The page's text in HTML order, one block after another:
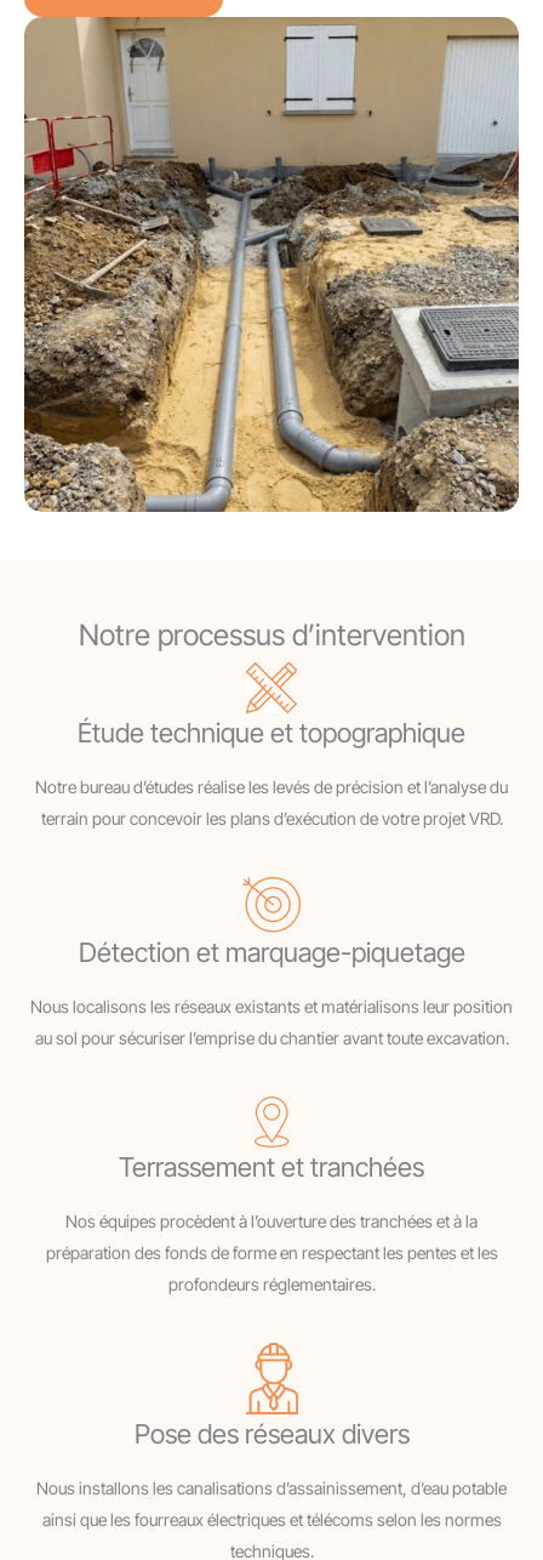
Notre processus d’intervention
Étude technique et topographique
Notre bureau d’études réalise les levés de précision et l’analyse du
terrain pour concevoir les plans d’exécution de votre projet VRD.
Détection et marquage-piquetage
Nous localisons les réseaux existants et matérialisons leur position
au sol pour sécuriser l’emprise du chantier avant toute excavation.
Terrassement et tranchées
Nos équipes procèdent à l’ouverture des tranchées et à la
préparation des fonds de forme en respectant les pentes et les
profondeurs réglementaires.
Pose des réseaux divers
Nous installons les canalisations d’assainissement, d’eau potable
ainsi que les fourreaux électriques et télécoms selon les normes
techniques.